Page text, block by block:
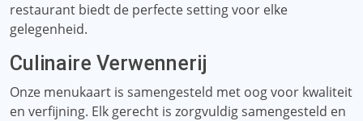
restaurant biedt de perfecte setting voor elke
gelegenheid.
Culinaire Verwennerij
Onze menukaart is samengesteld met oog voor kwaliteit
en verfijning. Elk gerecht is zorgvuldig samengesteld en